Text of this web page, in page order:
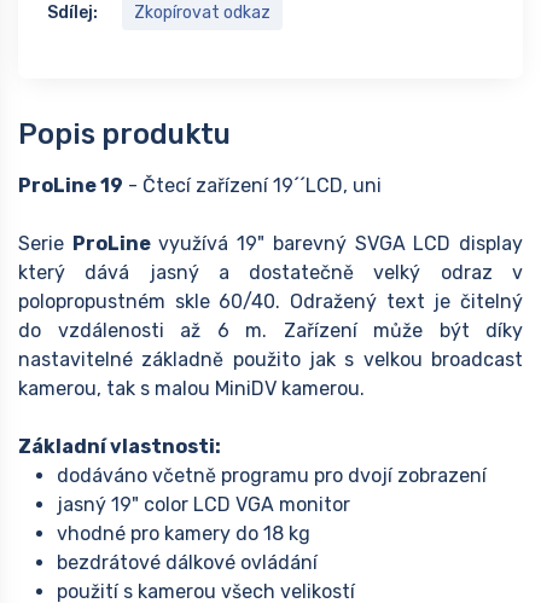
Sdílej: Zkopírovat odkaz
Popis produktu
ProLine 19 - Čtecí zařízení 19´´LCD, uni
Serie ProLinevyužívá 19" barevný SVGA LCD display
který dává jasný a dostatečně velký odraz v
polopropustném skle 60/40. Odražený text je čitelný
do vzdálenosti až 6 m. Zařízení může být díky
nastavitelné základně použito jak s velkou broadcast
kamerou, tak s malou MiniDV kamerou.
Základní vlastnosti:
dodáváno včetně programu pro dvojí zobrazení
jasný 19" color LCD VGA monitor
vhodné pro kamery do 18 kg
bezdrátové dálkové ovládání
použití s kamerou všech velikostí